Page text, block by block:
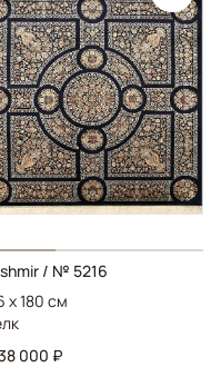
/ № 5216
x 180 см
000 ₽